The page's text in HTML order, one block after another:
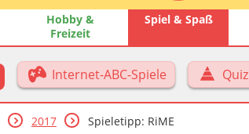
Hobby &
Freizeit
Spiel & Spaß
Internet-ABC-Spiele Quiz
2017 Spieletipp: RiME